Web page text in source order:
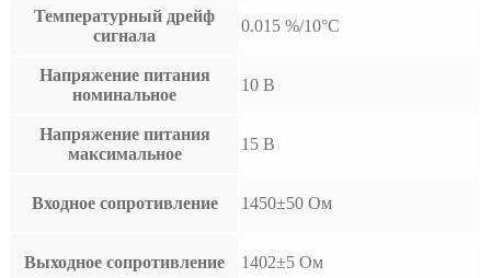
Температурный дрейф
сигнала
0.015 %/10°C
Напряжение питания
номинальное
10 В
Напряжение питания
максимальное
15 В
Входное сопротивление 1450±50 Ом
Выходное сопротивление 1402±5 Ом